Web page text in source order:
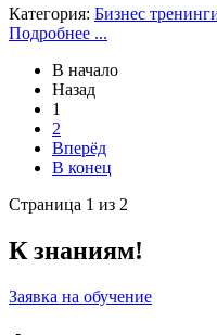
Категория: Бизнес
Подробнее ...
В начало
Назад
1
2
Вперёд
В конец
Страница 1 из 2
К знаниям!
Заявка на обучение